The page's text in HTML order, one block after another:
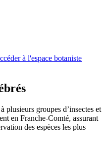
à l'espace botaniste
plusieurs groupes d’insectes et
en Franche-Comté, assurant
des espèces les plus